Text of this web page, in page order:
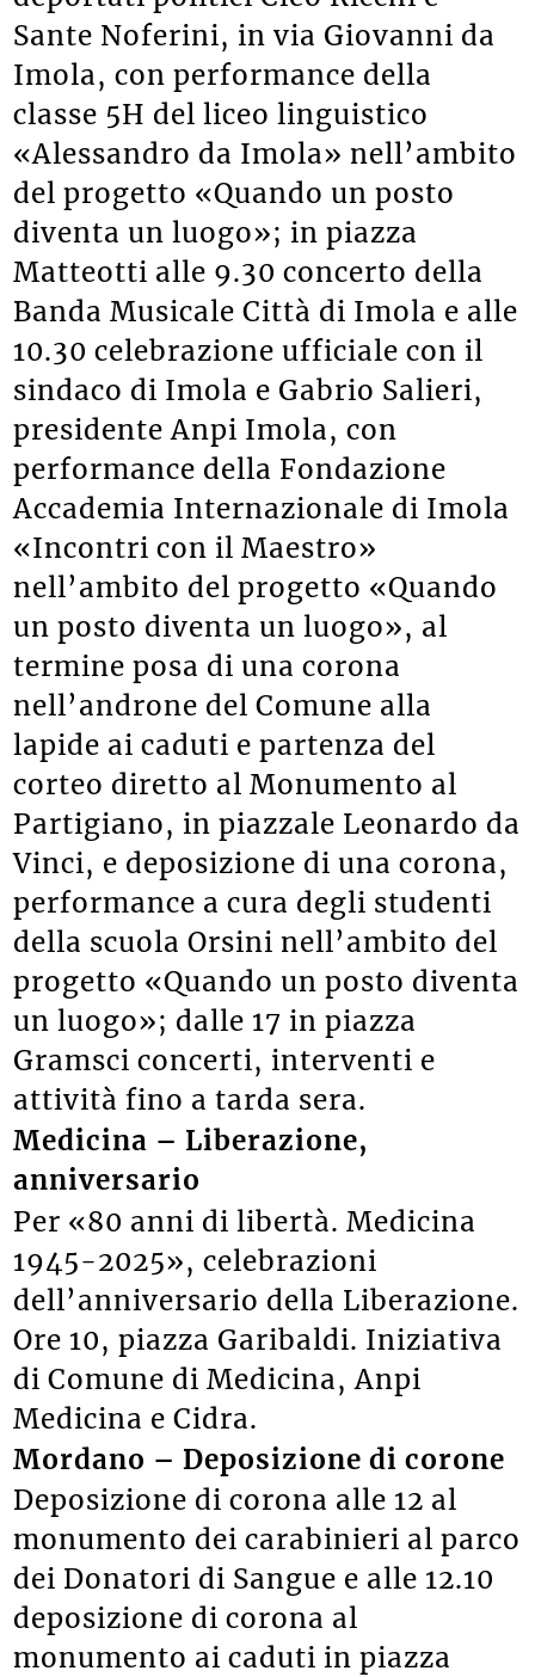
Sante Noferini, in via Giovanni da
Imola, con performance della
classe 5H del liceo linguistico
«Alessandro da Imola» nell’ambito
del progetto «Quando un posto
diventa un luogo»; in piazza
Matteotti alle 9.30 concerto della
Banda Musicale Città di Imola e alle
10.30 celebrazione ufficiale con il
sindaco di Imola e Gabrio Salieri,
presidente Anpi Imola, con
performance della Fondazione
Accademia Internazionale di Imola
«Incontri con il Maestro»
nell’ambito del progetto «Quando
un posto diventa un luogo», al
termine posa di una corona
nell’androne del Comune alla
lapide ai caduti e partenza del
corteo diretto al Monumento al
Partigiano, in piazzale Leonardo da
Vinci, e deposizione di una corona,
performance a cura degli studenti
della scuola Orsini nell’ambito del
progetto «Quando un posto diventa
un luogo»; dalle 17 in piazza
Gramsci concerti, interventi e
attività fino a tarda sera.
Medicina – Liberazione,
anniversario
Per «80 anni di libertà. Medicina
1945-2025», celebrazioni
dell’anniversario della Liberazione.
Ore 10, piazza Garibaldi. Iniziativa
di Comune di Medicina, Anpi
Medicina e Cidra.
Mordano – Deposizione di corone
Deposizione di corona alle 12 al
monumento dei carabinieri al parco
dei Donatori di Sangue e alle 12.10
deposizione di corona al
monumento ai caduti in piazza